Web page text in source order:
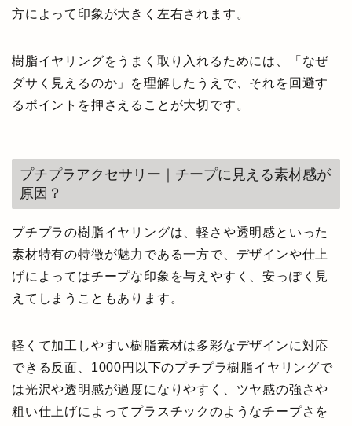
方によって印象が大きく左右されます。
樹脂イヤリングをうまく取り入れるためには、「なぜ
ダサく見えるのか」を理解したうえで、それを回避す
るポイントを押さえることが大切です。
プチプラアクセサリー｜チープに見える素材感が
原因？
プチプラの樹脂イヤリングは、軽さや透明感といった
素材特有の特徴が魅力である一方で、デザインや仕上
げによってはチープな印象を与えやすく、安っぽく見
えてしまうこともあります。
軽くて加工しやすい樹脂素材は多彩なデザインに対応
できる反面、1000円以下のプチプラ樹脂イヤリングで
は光沢や透明感が過度になりやすく、ツヤ感の強さや
粗い仕上げによってプラスチックのようなチープさを